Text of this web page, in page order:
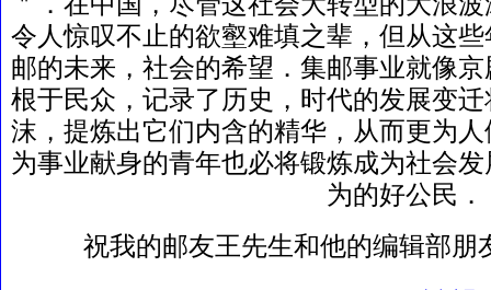
令人惊叹不止的欲壑难填之辈，但从这
邮的未来，社会的希望．集邮事业就像
根于民众，记录了历史，时代的发展变
沫，提炼出它们内含的精华，从而更为
为事业献身的青年也必将锻炼成为社会
为的好公民
祝我的邮友王先生和他的编辑部朋